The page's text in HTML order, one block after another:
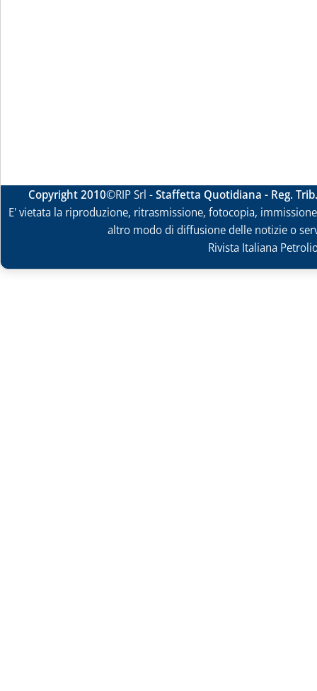
Copyright 2010©RIP Srl -Staffetta Quotidiana - Reg.
E' vietata la riproduzione, ritrasmissione, fotocopia,
altro modo di diffusione delle notizie o
Rivista Italiana